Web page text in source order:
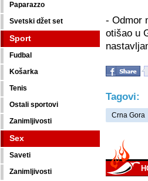
Paparazzo
Svetski džet set
Sport
Fudbal
Košarka
Tenis
Ostali sportovi
Zanimljivosti
Sex
Saveti
Zanimljivosti
- Odmor
otišao u
Tagovi:
Crna Gora